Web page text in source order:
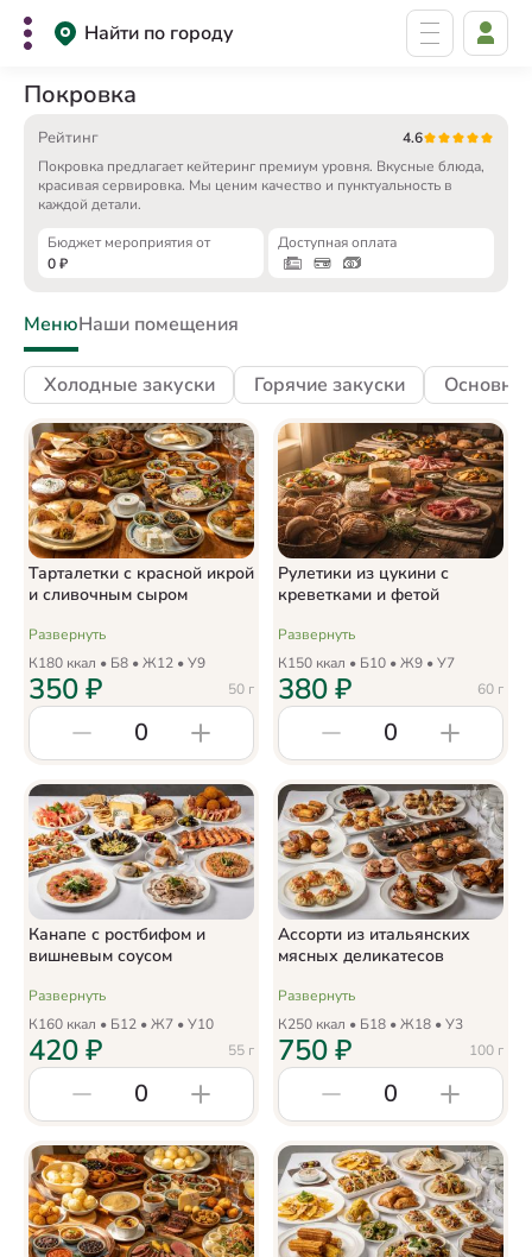
Найти по городу
Покровка
Рейтинг
4.6
Покровка предлагает кейтеринг премиум уровня. Вкусные блюда,
красивая сервировка. Мы ценим качество и пунктуальность в
каждой детали.
Бюджет мероприятия от
0₽
Доступная оплата
МенюНаши помещения
Холодные закуски Горячие закуски
Тарталетки с красной икрой
и сливочным сыром
Развернуть
К180 ккал • Б8 • Ж12 • У9
50 г
350₽
0
Рулетики из цукини с
креветками и фетой
Развернуть
К150 ккал • Б10 • Ж9 • У7
60 г
380₽
0
Канапе с ростбифом и
вишневым соусом
Развернуть
К160 ккал • Б12 • Ж7 • У10
55 г
420₽
0
Ассорти из итальянских
мясных деликатесов
Развернуть
К250 ккал • Б18 • Ж18 • У3
100 г
750₽
0